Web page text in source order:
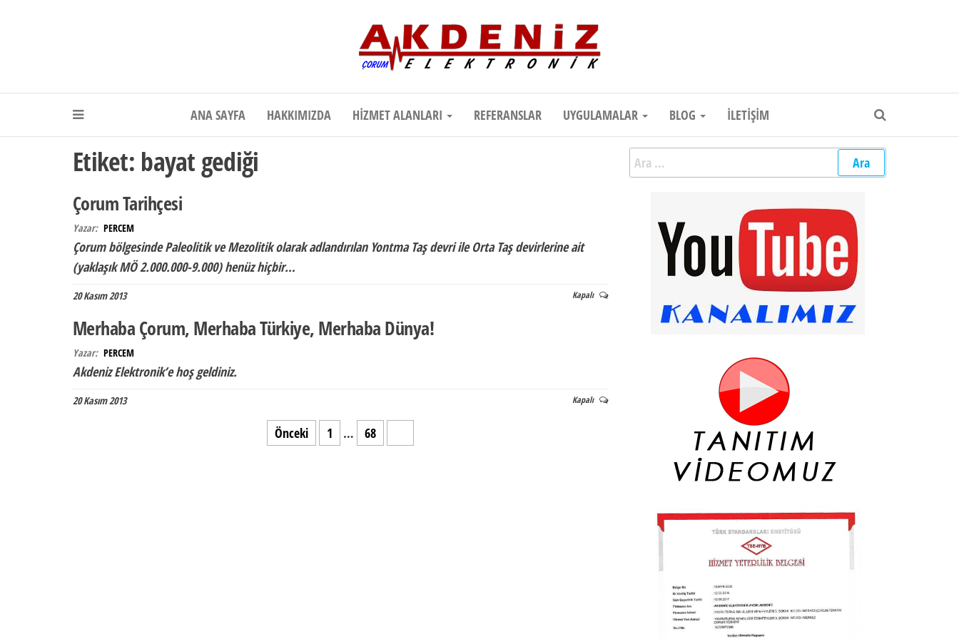
Akdeniz Elektronik Teknik Destek, Kaliteli Hizmet | Çorum Elektronik Firması
ANA SAYFA HAKKIMIZDA HIZMET ALANLARI REFERANSLAR UYGULAMALAR BLOG İLETIŞIM
Etiket: bayat gediği
Çorum Tarihçesi
Yazar: PERCEM
Çorum bölgesinde Paleolitik ve Mezolitik olarak adlandırılan Yontma Taş devri ile Orta Taş devirlerine ait
(yaklaşık MÖ 2.000.000-9.000) henüz hiçbir…
20 Kasım 2013 Kapalı
Merhaba Çorum, Merhaba Türkiye, Merhaba Dünya!
Yazar: PERCEM
Akdeniz Elektronik’e hoş geldiniz.
20 Kasım 2013 Kapalı
Önceki 1 … 68
Arama: